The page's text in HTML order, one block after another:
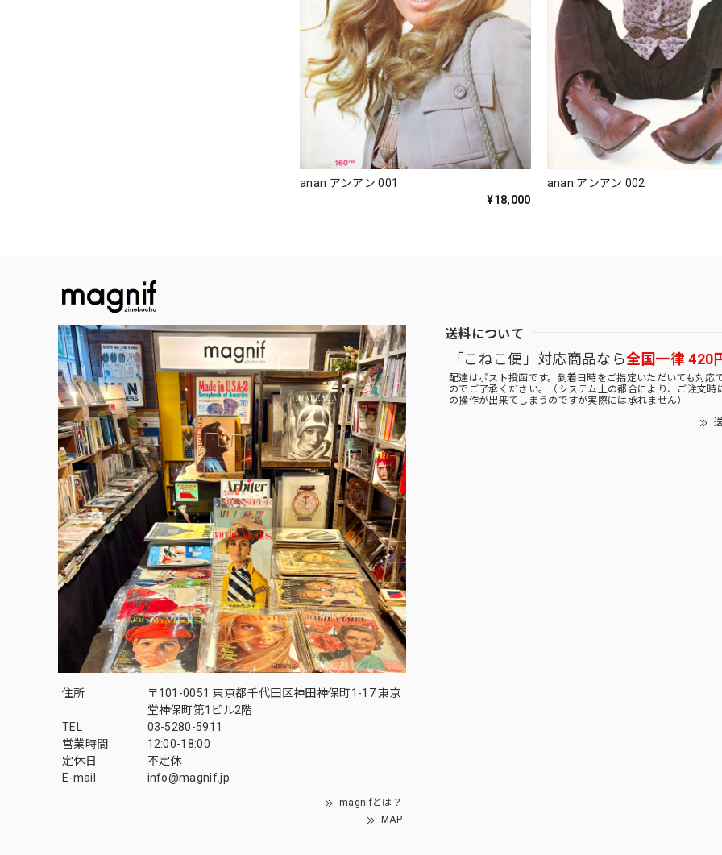
anan アンアン 001
¥18,000
anan アンアン 002
住所
〒101-0051 東京都千代田区神田神保町1-17 東京
堂神保町第1ビル2階
TEL
03-5280-5911
営業時間
12:00-18:00
定休日
不定休
E-mail
info@magnif.jp
magnifとは？
MAP
送料について
「こねこ便」対応商品なら全国一律 420
配達はポスト投函です。到着日時をご指定いただいても対応
のでご了承ください。（システム上の都合により、ご注文時
の操作が出来てしまうのですが実際には承れません）